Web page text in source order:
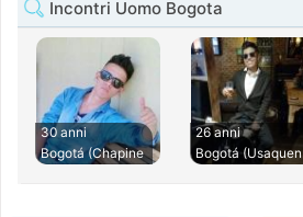
Incontri Uomo Bogota
30 anni
Bogotá (Chapine
26 anni
Bogotá (Usaquen